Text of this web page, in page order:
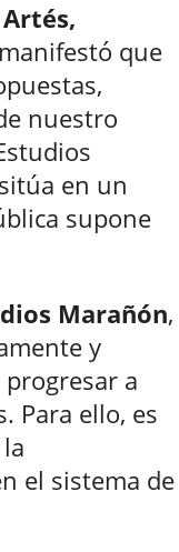
que
nuestro
en un
supone
Marañón,
y
a
Para ello, es
el sistema de